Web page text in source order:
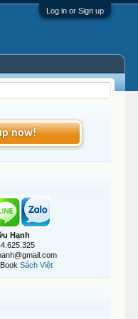
Log in or Sign up
now!
Hạnh
Sách Việt